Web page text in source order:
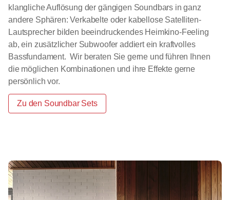
klangliche Auflösung der gängigen Soundbars in ganz
andere Sphären: Verkabelte oder kabellose Satelliten-
Lautsprecher bilden beeindruckendes Heimkino-Feeling
ab, ein zusätzlicher Subwoofer addiert ein kraftvolles
Bassfundament. Wir beraten Sie gerne und führen Ihnen
die möglichen Kombinationen und ihre Effekte gerne
persönlich vor.
Zu den Soundbar Sets